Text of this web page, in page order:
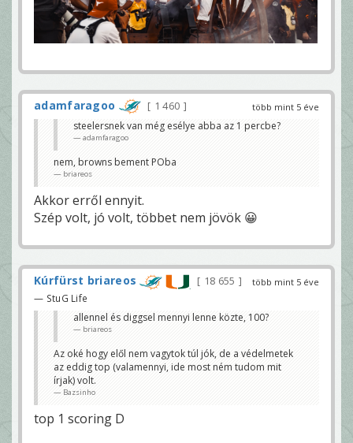
több mint 5 éve
adamfaragoo
1 460
steelersnek van még esélye abba az 1 percbe?
adamfaragoo
nem, browns bement POba
briareos
Akkor erről ennyit.
Szép volt, jó volt, többet nem jövök 😀
több mint 5 éve
Kúrfürst briareos 18 655
— StuG Life
allennel és diggsel mennyi lenne közte, 100?
briareos
Az oké hogy elől nem vagytok túl jók, de a védelmetek
az eddig top (valamennyi, ide most ném tudom mit
írjak) volt.
Bazsinho
top 1 scoring D